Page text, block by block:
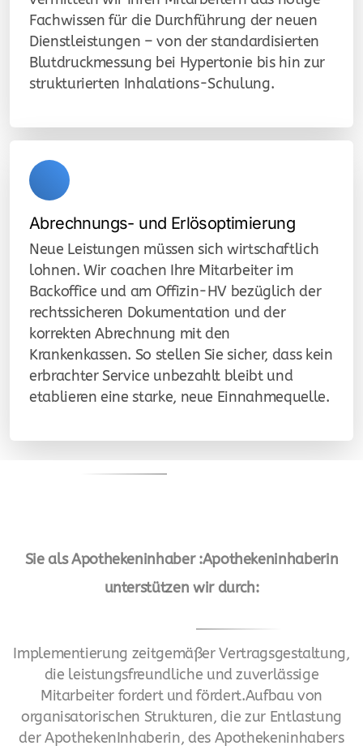
Fachwissen für die Durchführung der neuen
Dienstleistungen – von der standardisierten
Blutdruckmessung bei Hypertonie bis hin zur
strukturierten Inhalations-Schulung.
Abrechnungs- und Erlösoptimierung
Neue Leistungen müssen sich wirtschaftlich
lohnen. Wir coachen Ihre Mitarbeiter im
Backoffice und am Offizin-HV bezüglich der
rechtssicheren Dokumentation und der
korrekten Abrechnung mit den
Krankenkassen. So stellen Sie sicher, dass kein
erbrachter Service unbezahlt bleibt und
etablieren eine starke, neue Einnahmequelle.
Sie als Apothekeninhaber :Apothekeninhaberin
unterstützen wir durch:
Implementierung zeitgemäßer Vertragsgestaltung,
die leistungsfreundliche und zuverlässige
Mitarbeiter fordert und fördert.Aufbau von
organisatorischen Strukturen, die zur Entlastung
der ApothekenInhaberin, des Apothekeninhabers